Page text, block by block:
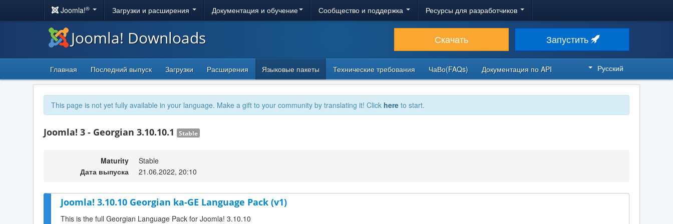
Joomla!® Загрузки и расширения Документация и обучение Сообщество и поддержка Ресурсы для разработчиков
Joomla! Downloads Скачать Запустить
Главная Последний выпуск Загрузки Расширения Языковые пакеты Технические требования ЧаВо(FAQs) Документация по API Русский
This page is not yet fully available in your language. Make a gift to your community by translating it! Click here to start.
Joomla! 3 - Georgian 3.10.10.1 Stable
Maturity
Stable
Дата выпуска
21.06.2022, 20:10
Joomla! 3.10.10 Georgian ka-GE Language Pack (v1)
This is the full Georgian Language Pack for Joomla! 3.10.10